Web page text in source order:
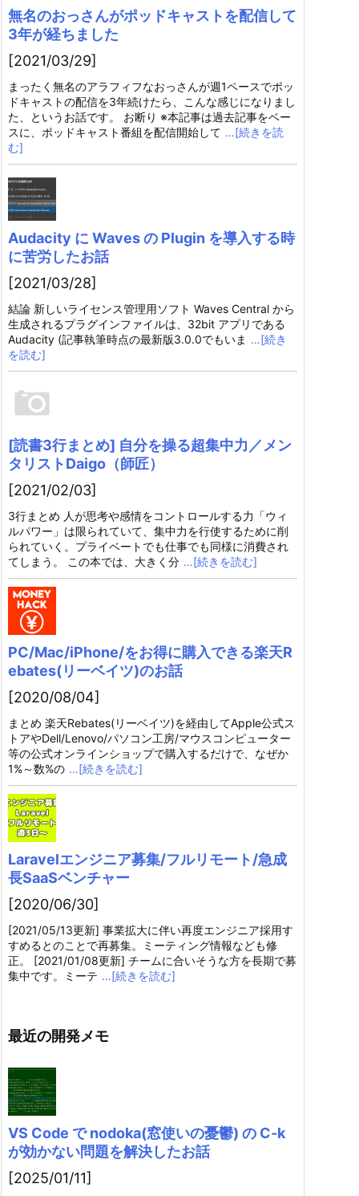
無名のおっさんがポッドキャストを配信して
3年が経ちました
[2021/03/29]
まったく無名のアラフィフなおっさんが週1ペースでポッ
ドキャストの配信を3年続けたら、こんな感じになりまし
た、というお話です。 お断り ※本記事は過去記事をベー
スに、ポッドキャスト番組を配信開始して …[続きを読
む]
Audacity に Waves の Plugin を導入する時
に苦労したお話
[2021/03/28]
結論 新しいライセンス管理用ソフト Waves Central から
生成されるプラグインファイルは、32bit アプリである
Audacity (記事執筆時点の最新版3.0.0でもいま …[続き
を読む]
[読書3行まとめ] 自分を操る超集中力／メン
タリストDaigo（師匠）
[2021/02/03]
3行まとめ 人が思考や感情をコントロールする力「ウィ
ルパワー」は限られていて、集中力を行使するために削
られていく。プライベートでも仕事でも同様に消費され
てしまう。 この本では、大きく分 …[続きを読む]
PC/Mac/iPhone/をお得に購入できる楽天R
ebates(リーベイツ)のお話
[2020/08/04]
まとめ 楽天Rebates(リーベイツ)を経由してApple公式ス
トアやDell/Lenovo/パソコン工房/マウスコンピューター
等の公式オンラインショップで購入するだけで、なぜか
1%～数%の …[続きを読む]
Laravelエンジニア募集/フルリモート/急成
長SaaSベンチャー
[2020/06/30]
[2021/05/13更新] 事業拡大に伴い再度エンジニア採用す
すめるとのことで再募集。ミーティング情報なども修
正。 [2021/01/08更新] チームに合いそうな方を長期で募
集中です。ミーテ …[続きを読む]
最近の開発メモ
VS Code で nodoka(窓使いの憂鬱) の C-k
が効かない問題を解決したお話
[2025/01/11]